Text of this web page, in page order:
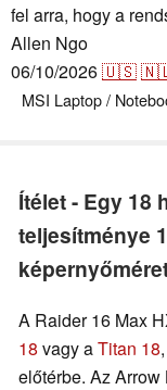
fel arra, hogy a
Allen Ngo
06/10/2026🇺🇸
MSI Laptop /
Ítélet - Egy 18
teljesítménye
A Raider 16 Max
18 vagy aTitan 18
előtérbe. Az